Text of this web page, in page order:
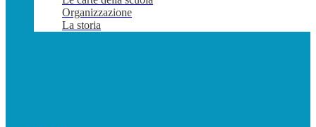
Organizzazione
La storia